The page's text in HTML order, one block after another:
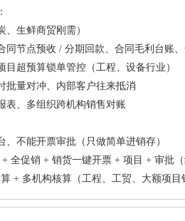
生鲜商贸刚需）
节点预收 / 分期回款、合同毛利台账
超预算锁单管控（工程、设备行业）
批量对冲、内部客户往来抵消
表、多组织跨机构销售对账
不能开票审批（只做简单进销存）
全促销 + 销货一键开票 + 项目 + 审批（
+ 多机构核算（工程、工贸、大额项目